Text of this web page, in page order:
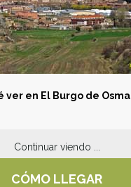
ver en El Burgo de Osma
Continuar viendo ...
CÓMO LLEGAR